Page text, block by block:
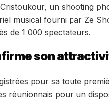
un shooting
musical fourni par Ze
de 1 000 spectateurs.
son
pour sa toute
réunionnais pour un